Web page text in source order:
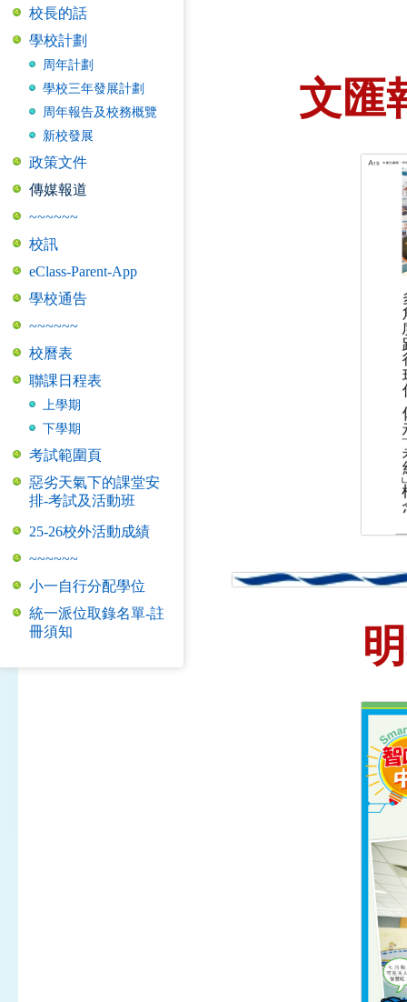
校長的話
學校計劃
周年計劃
學校三年發展計劃
周年報告及校務概覽
新校發展
政策文件
傳媒報道
~~~~~~
校訊
eClass-Parent-App
學校通告
~~~~~~
校曆表
聯課日程表
上學期
下學期
考試範圍頁
惡劣天氣下的課堂安
排-考試及活動班
25-26校外活動成績
~~~~~~
小一自行分配學位
統一派位取錄名單-註
冊須知
文匯